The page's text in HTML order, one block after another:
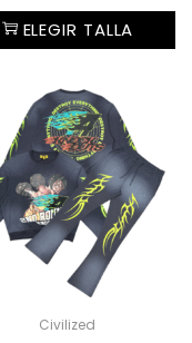
ELEGIR TALLA
Civilized